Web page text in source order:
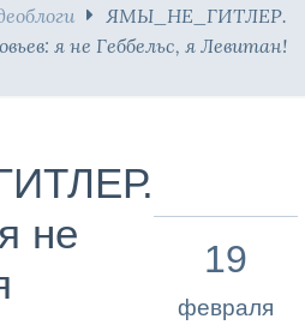
ЯМЫ_НЕ_ГИТЛЕР.
я не Геббельс, я Левитан!
не
19
февраля